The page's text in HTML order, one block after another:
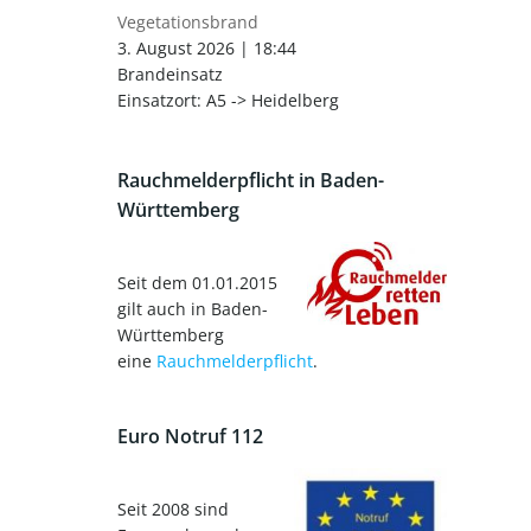
Vegetationsbrand
3. August 2026 | 18:44
Brandeinsatz
Einsatzort: A5 -> Heidelberg
Rauchmelderpflicht in Baden-
Württemberg
Seit dem 01.01.2015
gilt auch in Baden-
Württemberg
eine Rauchmelderpflicht.
Euro Notruf 112
Seit 2008 sind